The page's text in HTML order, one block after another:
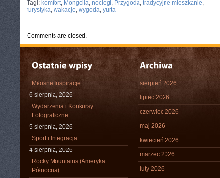
Tagi: komfort, Mongolia, noclegi, Przygoda, tradycyjne mieszkanie,
turystyka, wakacje, wygoda, yurta
Comments are closed.
Miłosne Inspiracje
6 sierpnia, 2026
Wydarzenia i Konkursy
Fotograficzne
5 sierpnia, 2026
Sport i Integracja
4 sierpnia, 2026
Rocky Mountains (Ameryka
Północna)
sierpień 2026
lipiec 2026
czerwiec 2026
maj 2026
kwiecień 2026
marzec 2026
luty 2026